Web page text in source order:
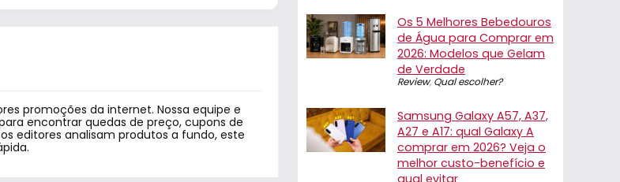
promoções da internet. Nossa equipe e
encontrar quedas de preço, cupons de
editores analisam produtos a fundo, este
Os 5 Melhores Bebedouros
de Água para Comprar em
2026: Modelos que Gelam
de Verdade
Review, Qual escolher?
Samsung Galaxy A57, A37,
A27 e A17: qual Galaxy A
comprar em 2026? Veja o
melhor custo-benefício e
qual evitar